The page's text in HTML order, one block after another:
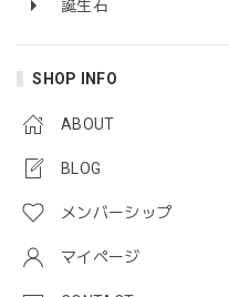
誕生石
SHOP INFO
ABOUT
BLOG
メンバーシップ
マイページ